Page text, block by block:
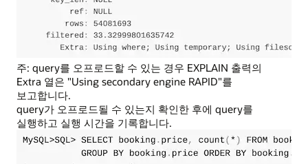
주: query를 오프로드할 수 있는 경우 EXPLAIN 출력의
Extra 열은 "Using secondary engine RAPID"를
보고합니다.
query가 오프로드될 수 있는지 확인한 후에 query를
실행하고 실행 시간을 기록합니다.